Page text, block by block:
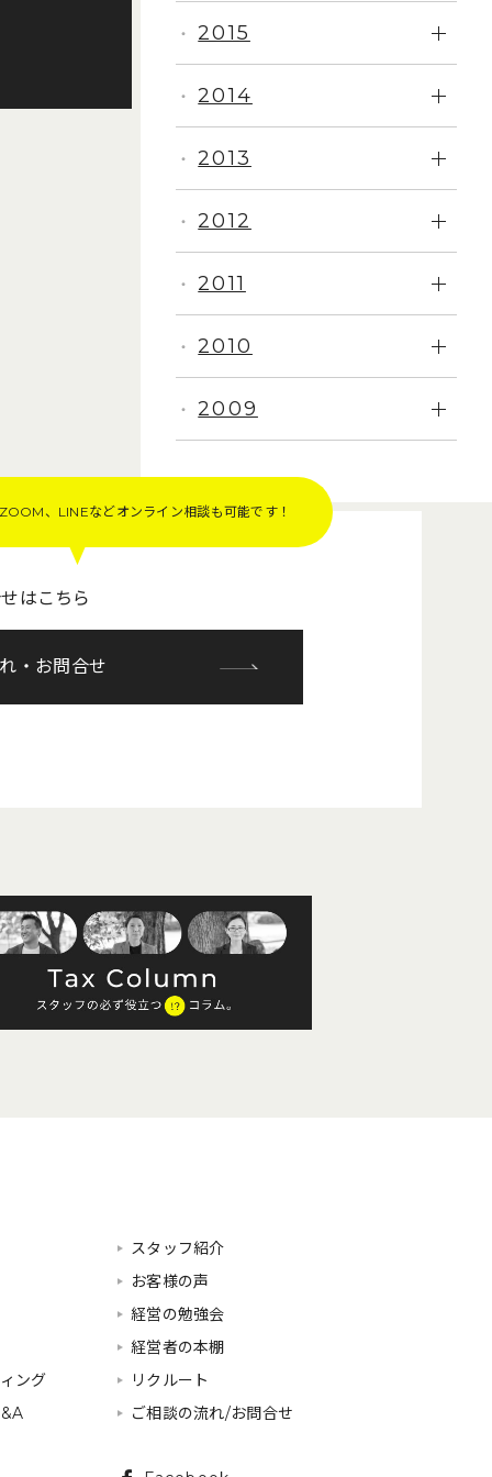
・ 2009
・ 2010
・ 2011
・ 2012
・ 2013
・ 2014
・ 2015
はこちら
、LINEなどオンライン相談も可能です！
・お問合せ
ング
スタッフ紹介
お客様の声
経営の勉強会
経営者の本棚
リクルート
ご相談の流れ/お問合せ